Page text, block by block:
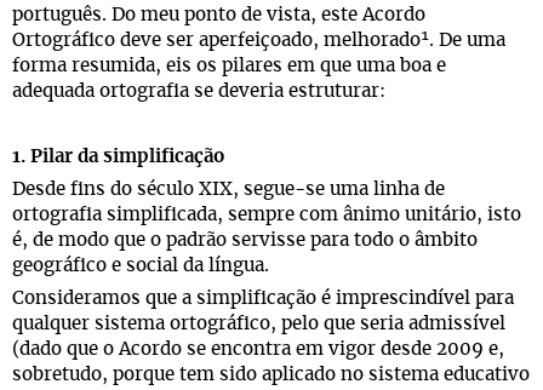
português. Do meu ponto de vista, este Acordo
Ortográfico deve ser aperfeiçoado, melhorado¹. De uma
forma resumida, eis os pilares em que uma boa e
adequada ortografia se deveria estruturar:
1. Pilar da simplificação
Desde fins do século XIX, segue-se uma linha de
ortografia simplificada, sempre com ânimo unitário, isto
é, de modo que o padrão servisse para todo o âmbito
geográfico e social da língua.
Consideramos que a simplificação é imprescindível para
qualquer sistema ortográfico, pelo que seria admissível
(dado que o Acordo se encontra em vigor desde 2009 e,
sobretudo, porque tem sido aplicado no sistema educativo